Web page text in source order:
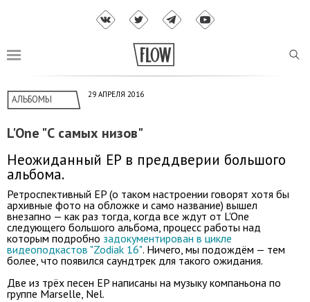
АЛЬБОМЫ 29 АПРЕЛЯ 2016
L'One "С самых низов"
Неожиданный EP в преддверии большого
альбома.
Ретроспективный EP (о таком настроении говорят хотя бы
архивные фото на обложке и само название) вышел
внезапно — как раз тогда, когда все ждут от L'One
следующего большого альбома, процесс работы над
которым подробно задокументирован в цикле
видеоподкастов "Zodiak 16". Ничего, мы подождём — тем
более, что появился саундтрек для такого ожидания.
Две из трёх песен EP написаны на музыку компаньона по
группе Marselle, Nel.